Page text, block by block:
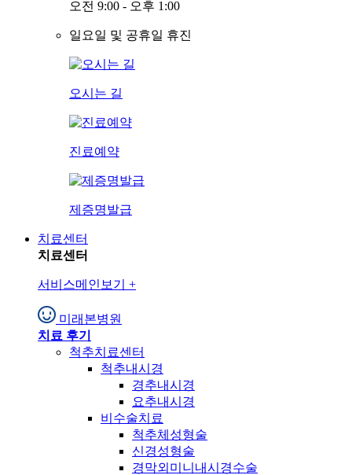
오전 9:00 - 오후 1:00
일요일 및 공휴일 휴진
오시는 길
진료예약
제증명발급
치료센터
치료센터
서비스메인보기 +
미래본병원
치료 후기
척추치료센터
척추내시경
경추내시경
요추내시경
비수술치료
척추체성형술
신경성형술
경막외미니내시경수술